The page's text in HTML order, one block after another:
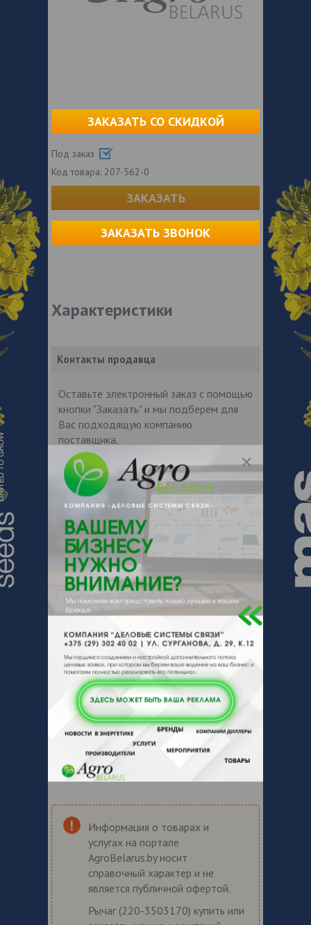
ЗАКАЗАТЬ СО СКИДКОЙ
Под заказ
Код товара: 207-562-0
ЗАКАЗАТЬ
ЗАКАЗАТЬ ЗВОНОК
Характеристики
Контакты продавца
Оставьте электронный заказ с помощью
кнопки "Заказать" и мы подберем для
Вас подходящую компанию
поставщика.
Информация о товарах и
услугах на портале
AgroBelarus.by носит
справочный характер и не
является публичной офертой.
Рычаг (220-3503170) купить или